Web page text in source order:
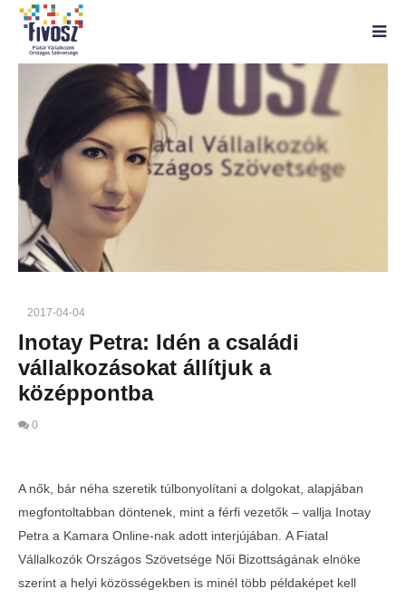
2017-04-04
Inotay Petra: Idén a családi
vállalkozásokat állítjuk a
középpontba
0
A nők, bár néha szeretik túlbonyolítani a dolgokat, alapjában
megfontoltabban döntenek, mint a férfi vezetők – vallja Inotay
Petra a Kamara Online-nak adott interjújában. A Fiatal
Vállalkozók Országos Szövetsége Női Bizottságának elnöke
szerint a helyi közösségekben is minél több példaképet kell